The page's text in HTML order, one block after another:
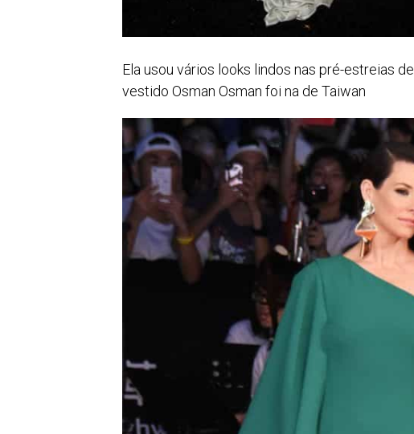
Ela usou vários looks lindos nas pré-estreias de
vestido Osman Osman foi na de Taiwan